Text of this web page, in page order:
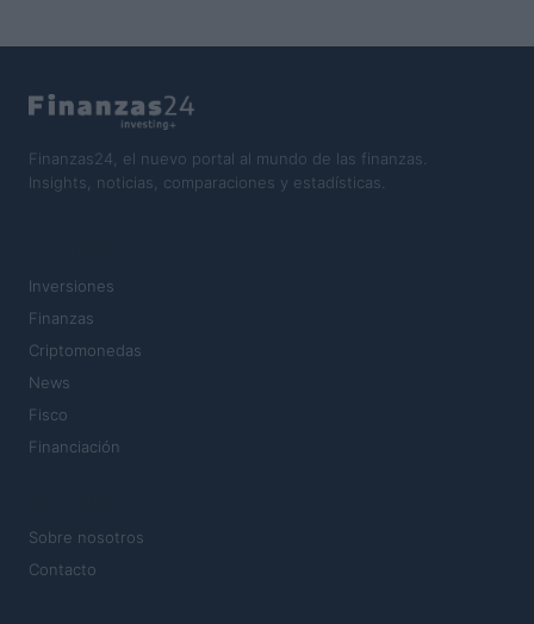
Finanzas24, el nuevo portal al mundo de las finanzas.
Insights, noticias, comparaciones y estadísticas.
Inversiones
Finanzas
Criptomonedas
News
Fisco
Financiación
Sobre nosotros
Contacto